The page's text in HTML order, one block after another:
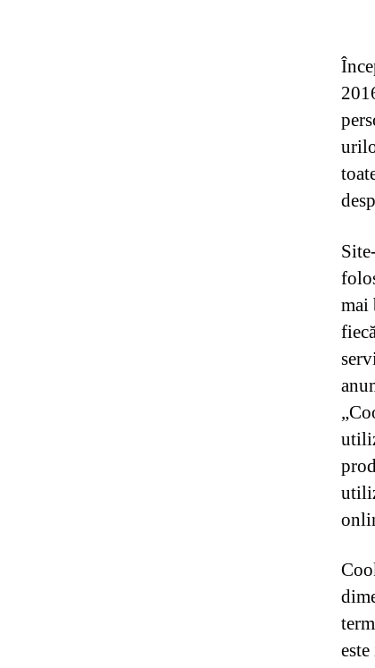
mai